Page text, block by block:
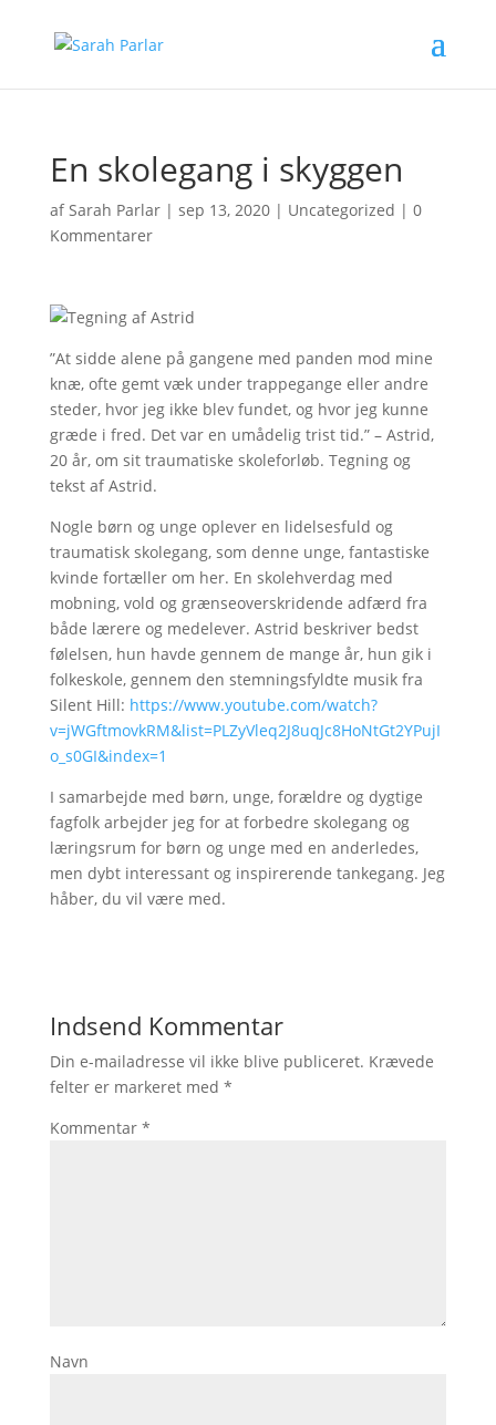
En skolegang i skyggen
afSarah Parlar| sep 13, 2020| Uncategorized | 0
Kommentarer
”At sidde alene på gangene med panden mod mine
knæ, ofte gemt væk under trappegange eller andre
steder, hvor jeg ikke blev fundet, og hvor jeg kunne
græde i fred. Det var en umådelig trist tid.” – Astrid,
20 år, om sit traumatiske skoleforløb. Tegning og
tekst af Astrid.
Nogle børn og unge oplever en lidelsesfuld og
traumatisk skolegang, som denne unge, fantastiske
kvinde fortæller om her. En skolehverdag med
mobning, vold og grænseoverskridende adfærd fra
både lærere og medelever. Astrid beskriver bedst
følelsen, hun havde gennem de mange år, hun gik i
folkeskole, gennem den stemningsfyldte musik fra
Silent Hill: https://www.youtube.com/watch?
v=jWGftmovkRM&list=PLZyVleq2J8uqJc8HoNtGt2YPujI
o_s0GI&index=1
I samarbejde med børn, unge, forældre og dygtige
fagfolk arbejder jeg for at forbedre skolegang og
læringsrum for børn og unge med en anderledes,
men dybt interessant og inspirerende tankegang. Jeg
håber, du vil være med.
Indsend Kommentar
Din e-mailadresse vil ikke blive publiceret. Krævede
felter er markeret med *
Kommentar *
Navn